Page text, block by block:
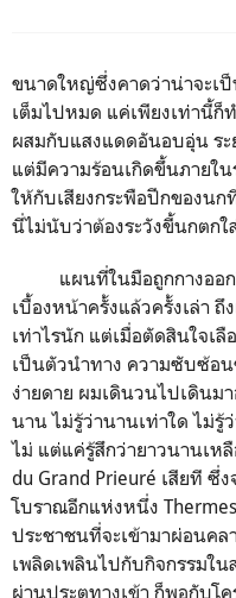
ขนาดใหญ่ซึ่งคาดว่าน่าจะ
เต็มไปหมด แค่เพียงเท่านี้ก็
ผสมกับแสงแดดอันอบอุ่น ระ
แต่มีความร้อนเกิดขึ้นภายใ
ให้กับเสียงกระพือปีกของนก
นี่ไม่นับว่าต้องระวังขี้นกตก
แผนที่ในมือถูกกางออกอี
เบื้องหน้าครั้งแล้วครั้งเล่า
เท่าไรนัก แต่เมื่อตัดสินใจเ
เป็นตัวนำทาง ความซับซ้อ
ง่ายดาย ผมเดินวนไปเดินม
นาน ไม่รู้ว่านานเท่าใด ไม่
ไม่ แต่แค่รู้สึกว่ายาวนานเห
du Grand Prieuré เสียที ซึ่
โบราณอีกแห่งหนึ่ง
ประชาชนที่จะเข้ามาผ่อนค
เพลิดเพลินไปกับกิจกรรมใ
ผ่านประตูทางเข้า ก็พอกับโ